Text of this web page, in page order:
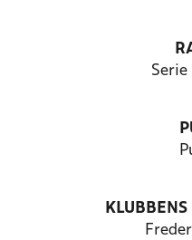
KLUBBENS